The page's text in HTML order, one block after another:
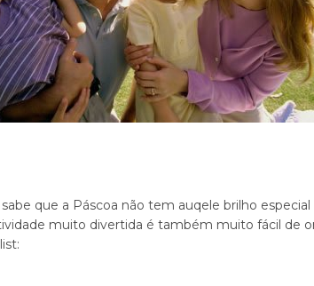
que a Páscoa não tem auqele brilho
muito divertida é também muito fácil de